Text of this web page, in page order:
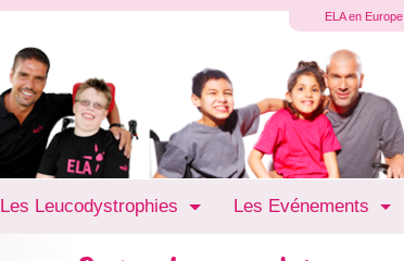
ELA en Europe
Les Leucodystrophies Les Evénements